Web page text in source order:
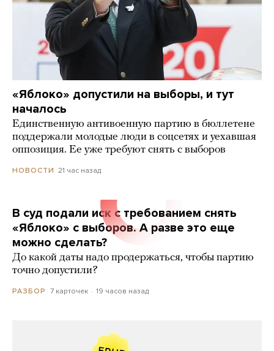
«Яблоко» допустили на выборы, и тут
началось
Единственную антивоенную партию в бюллетене
поддержали молодые люди в соцсетях и уехавшая
оппозиция. Ее уже требуют снять с выборов
НОВОСТИ 21 час назад
В суд подали иск с требованием снять
«Яблоко» с выборов. А разве это еще
можно сделать?
До какой даты надо продержаться, чтобы партию
точно допустили?
РАЗБОР 7 карточек 19 часов назад